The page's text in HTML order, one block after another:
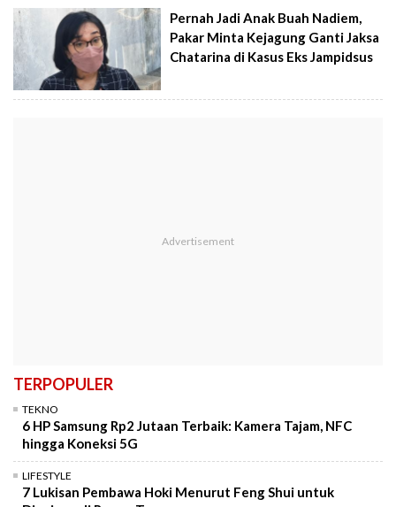
Pernah Jadi Anak Buah Nadiem,
Pakar Minta Kejagung Ganti Jaksa
Chatarina di Kasus Eks Jampidsus
TERPOPULER
TEKNO
6 HP Samsung Rp2 Jutaan Terbaik: Kamera Tajam, NFC
hingga Koneksi 5G
LIFESTYLE
7 Lukisan Pembawa Hoki Menurut Feng Shui untuk